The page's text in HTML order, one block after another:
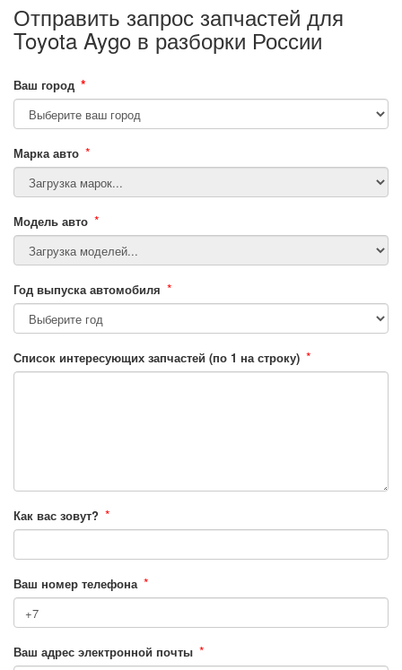
Отправить запрос запчастей для
Toyota Aygo в разборки России
Ваш город *
Марка авто *
Модель авто *
Год выпуска автомобиля *
Список интересующих запчастей (по 1 на строку) *
Как вас зовут? *
Ваш номер телефона *
Ваш адрес электронной почты *